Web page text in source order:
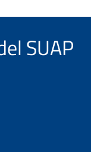
SUAP